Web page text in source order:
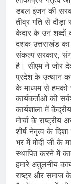
डबल इंजन की
तीव्र गति से दौड़ा
केदार के उन शब्दों
दशक उत्तराखंड का
संकल्प सरकार,
है। सीएम ने जोर
प्रदेश के उत्थान
के माध्यम से हमको
कार्यकर्ताओं की
कार्यशाला में
मोर्चा के
शीर्ष नेतृत्व के
भर में मोदी जी के
स्थापित करने में
हमारे अतुलनीय
राष्ट्र और समाज